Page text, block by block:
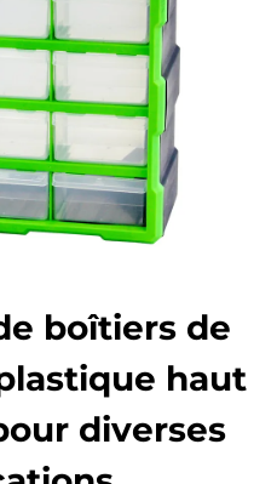
boîtiers de
haut
diverses